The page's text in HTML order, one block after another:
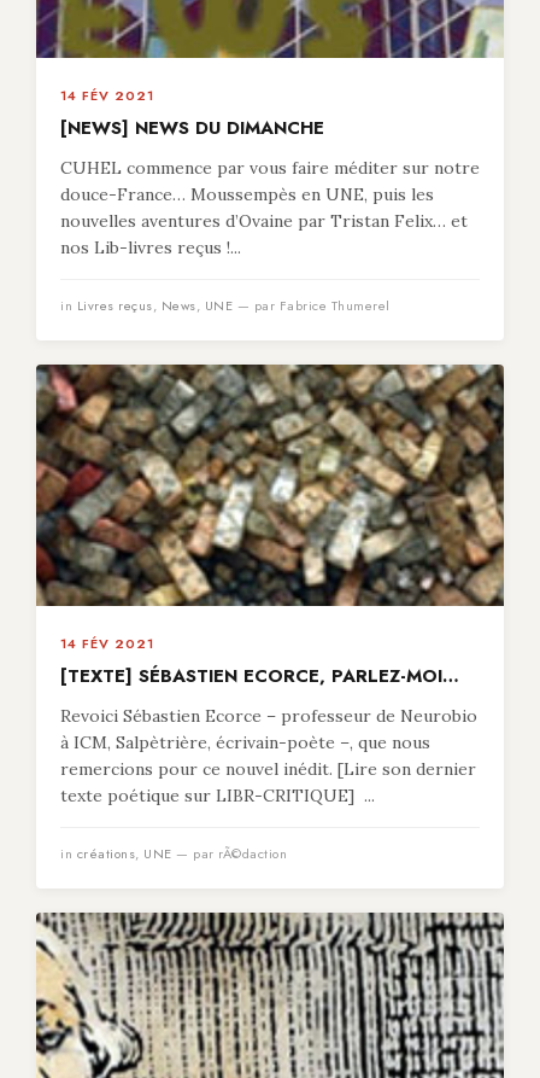
14 FÉV 2021
[NEWS] NEWS DU DIMANCHE
CUHEL commence par vous faire méditer sur notre
douce-France… Moussempès en UNE, puis les
nouvelles aventures d’Ovaine par Tristan Felix… et
nos Lib-livres reçus !...
in Livres reçus, News, UNE — par Fabrice Thumerel
14 FÉV 2021
[TEXTE] SÉBASTIEN ECORCE, PARLEZ-MOI…
Revoici Sébastien Ecorce – professeur de Neurobio
à ICM, Salpètrière, écrivain-poète –, que nous
remercions pour ce nouvel inédit. [Lire son dernier
texte poétique sur LIBR-CRITIQUE] ...
in créations, UNE — par rÃ©daction